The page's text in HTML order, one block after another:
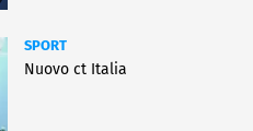
SPORT
Nuovo ct Italia